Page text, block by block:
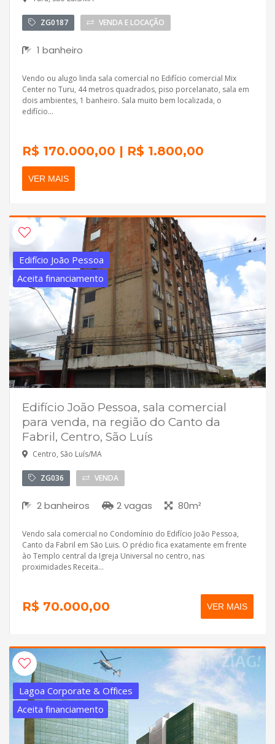
ZG0187 VENDA E LOCAÇÃO
1 banheiro
Vendo ou alugo linda sala comercial no Edifício comercial Mix
Center no Turu, 44 metros quadrados, piso porcelanato, sala em
dois ambientes, 1 banheiro. Sala muito bem localizada, o
edifício...
R$ 170.000,00 | R$ 1.800,00
VER MAIS
Edifício João Pessoa
Aceita financiamento
Edifício João Pessoa, sala comercial
para venda, na região do Canto da
Fabril, Centro, São Luís
Centro, São Luís/MA
ZG036 VENDA
2 banheiros 2 vagas 80m²
Vendo sala comercial no Condomínio do Edifício João Pessoa,
Canto da Fabril em São Luis. O prédio fica exatamente em frente
ào Templo central da Igreja Universal no centro, nas
proximidades Receita...
R$ 70.000,00 VER MAIS
Lagoa Corporate & Offices
Aceita financiamento